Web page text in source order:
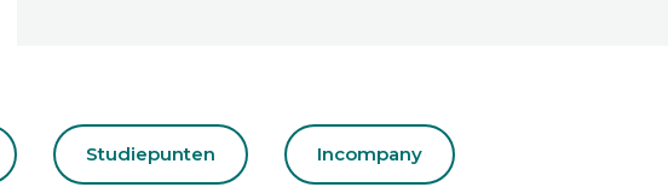
Studiepunten Incompany